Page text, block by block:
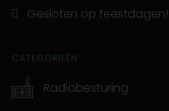
Gesloten op feestdagen!
CATEGORIEËN
Radiobesturing